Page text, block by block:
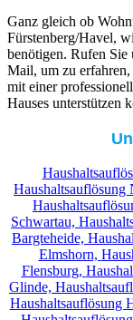
Ganz gleich ob
Fürstenberg/Havel,
benötigen. Rufen Sie
Mail, um zu
mit einer
Hauses unterstützen
Haushaltsauflösung
Schwartau,
Bargteheide,
Elmshorn,
Flensburg,
Glinde,
Haushaltsauflösung